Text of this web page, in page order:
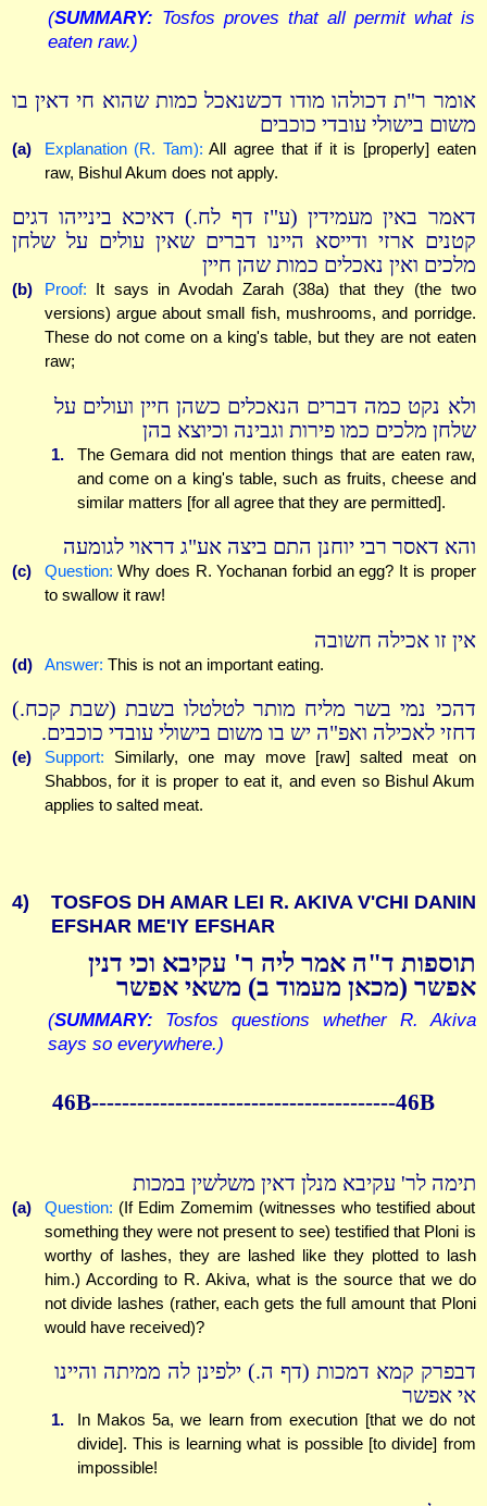
(SUMMARY: Tosfos proves that all permit what is
eaten raw.)
אומר ר"ת דכולהו מודו דכשנאכל כמות שהוא חי דאין בו
משום בישולי עובדי כוכבים
(a) Explanation (R. Tam): All agree that if it is [properly] eaten
raw, Bishul Akum does not apply.
דאמר באין מעמידין (ע"ז דף לח.) דאיכא בינייהו דגים
קטנים ארזי ודייסא היינו דברים שאין עולים על שלחן
מלכים ואין נאכלים כמות שהן חיין
(b) Proof: It says in Avodah Zarah (38a) that they (the two
versions) argue about small fish, mushrooms, and porridge.
These do not come on a king's table, but they are not eaten
raw;
ולא נקט כמה דברים הנאכלים כשהן חיין ועולים על
שלחן מלכים כמו פירות וגבינה וכיוצא בהן
1.
The Gemara did not mention things that are eaten raw,
and come on a king's table, such as fruits, cheese and
similar matters [for all agree that they are permitted].
והא דאסר רבי יוחנן התם ביצה אע"ג דראוי לגומעה
(c) Question: Why does R. Yochanan forbid an egg? It is proper
to swallow it raw!
אין זו אכילה חשובה
(d) Answer: This is not an important eating.
דהכי נמי בשר מליח מותר לטלטלו בשבת (שבת קכח.)
דחזי לאכילה ואפ"ה יש בו משום בישולי עובדי כוכבים.
(e) Support: Similarly, one may move [raw] salted meat on
Shabbos, for it is proper to eat it, and even so Bishul Akum
applies to salted meat.
4)
TOSFOS DH AMAR LEI R. AKIVA V'CHI DANIN
EFSHAR ME'IY EFSHAR
תוספות ד"ה אמר ליה ר' עקיבא וכי דנין
אפשר (מכאן מעמוד ב) משאי אפשר
(SUMMARY: Tosfos questions whether R. Akiva
says so everywhere.)
46B----------------------------------------46B
תימה לר' עקיבא מנלן דאין משלשין במכות
(a) Question: (If Edim Zomemim (witnesses who testified about
something they were not present to see) testified that Ploni is
worthy of lashes, they are lashed like they plotted to lash
him.) According to R. Akiva, what is the source that we do
not divide lashes (rather, each gets the full amount that Ploni
would have received)?
דבפרק קמא דמכות (דף ה.) ילפינן לה ממיתה והיינו
אי אפשר
1.
In Makos 5a, we learn from execution [that we do not
divide]. This is learning what is possible [to divide] from
impossible!